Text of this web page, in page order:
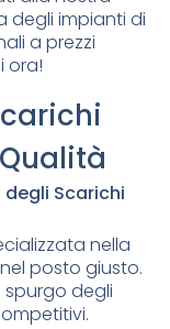
degli impianti di
a prezzi
ora!
Scarichi
nella
posto giusto.
spurgo degli